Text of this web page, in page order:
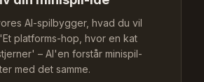
AI-spilbygger, hvad du vil
platforms-hop, hvor en kat
– AI'en forstår minispil-
med det samme.